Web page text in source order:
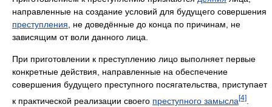
направленные на создание условий для будущего совершения
преступления, не доведённые до конца по причинам, не
зависящим от воли данного лица.
При приготовлении к преступлению лицо выполняет первые
конкретные действия, направленные на обеспечение
совершения будущего преступного посягательства, приступает
к практической реализации своего преступного замысла [4]